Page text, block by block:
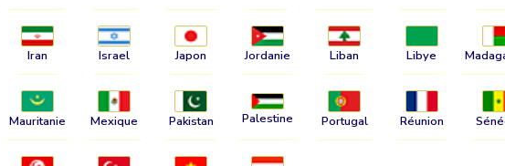
Iran Israel Japon Jordanie Liban Libye
Mauritanie Mexique Pakistan Palestine Portugal Réunion